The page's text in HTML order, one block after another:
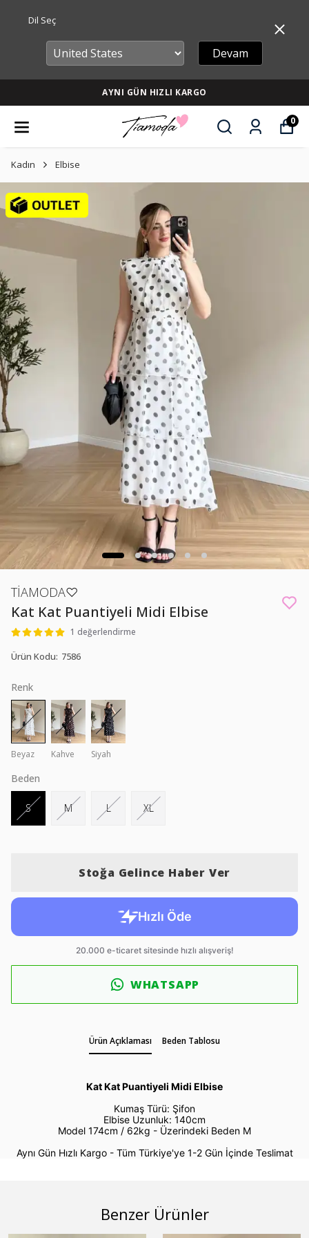
Dil Seç
Devam
AYNI GÜN HIZLI KARGO
0
Kadın Elbise
TİAMODA♡
Kat Kat Puantiyeli Midi Elbise
1 değerlendirme
Ürün Kodu: 7586
Renk
Beyaz Kahve Siyah
Beden
S M L XL
Stoğa Gelince Haber Ver
WHATSAPP
Ürün Açıklaması Beden Tablosu
Kat Kat Puantiyeli Midi Elbise
Kumaş Türü: Şifon
Elbise Uzunluk: 140cm
Model 174cm / 62kg - Üzerindeki Beden M
Aynı Gün Hızlı Kargo - Tüm Türkiye'ye 1-2 Gün İçinde Teslimat
Benzer Ürünler